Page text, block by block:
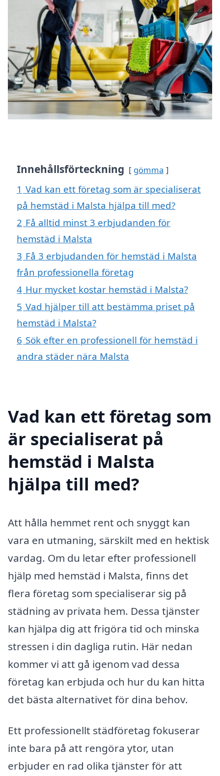
Innehållsförteckning gömma
1 Vad kan ett företag som är specialiserat
på hemstäd i Malsta hjälpa till med?
2 Få alltid minst 3 erbjudanden för
hemstäd i Malsta
3 Få 3 erbjudanden för hemstäd i Malsta
från professionella företag
4 Hur mycket kostar hemstäd i Malsta?
5 Vad hjälper till att bestämma priset på
hemstäd i Malsta?
6 Sök efter en professionell för hemstäd i
andra städer nära Malsta
Vad kan ett företag som
är specialiserat på
hemstäd i Malsta
hjälpa till med?
Att hålla hemmet rent och snyggt kan
vara en utmaning, särskilt med en hektisk
vardag. Om du letar efter professionell
hjälp med hemstäd i Malsta, finns det
flera företag som specialiserar sig på
städning av privata hem. Dessa tjänster
kan hjälpa dig att frigöra tid och minska
stressen i din dagliga rutin. Här nedan
kommer vi att gå igenom vad dessa
företag kan erbjuda och hur du kan hitta
det bästa alternativet för dina behov.
Ett professionellt städföretag fokuserar
inte bara på att rengöra ytor, utan
erbjuder en rad olika tjänster för att